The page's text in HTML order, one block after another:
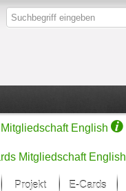
Mitgliedschaft English
Mitgliedschaft English
Projekt E-Cards